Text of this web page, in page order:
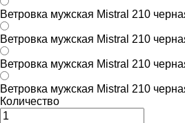
Ветровка мужская Mistral 210
Ветровка мужская Mistral 210
Ветровка мужская Mistral 210
Ветровка мужская Mistral 210
Количество